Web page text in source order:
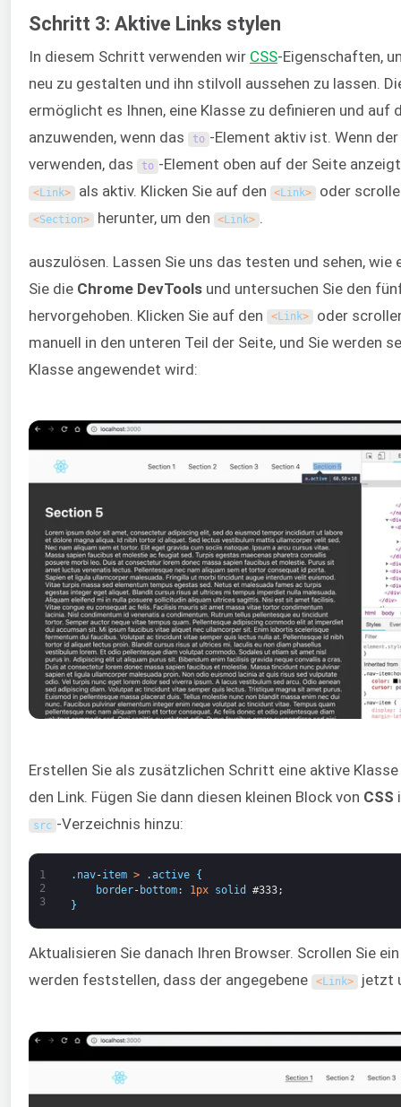
Schritt 3: Aktive Links stylen
In diesem Schritt verwenden wir CSS-Eigenschaften,
neu zu gestalten und ihn stilvoll aussehen zu lassen.
ermöglicht es Ihnen, eine Klasse zu definieren und auf
anzuwenden, wenn das
to -Element aktiv ist. Wenn der
verwenden, das
to -Element oben auf der Seite
<Link> als aktiv. Klicken Sie auf den <Link> oder
<Section> herunter, um den <Link> .
auszulösen. Lassen Sie uns das testen und sehen,
Sie die Chrome DevTools und untersuchen Sie den
hervorgehoben. Klicken Sie auf den
<Link> oder
manuell in den unteren Teil der Seite, und Sie werden
Klasse angewendet wird:
Erstellen Sie als zusätzlichen Schritt eine aktive
den Link. Fügen Sie dann diesen kleinen Block von CSS
src -Verzeichnis hinzu:
1
2
3
. nav-item > .active
{
border- bottom: 1px solid
#333;
}
Aktualisieren Sie danach Ihren Browser. Scrollen Sie
werden feststellen, dass der angegebene
<Link> jetzt